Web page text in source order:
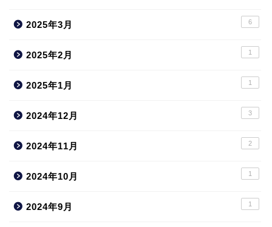
2025年3月 6
2025年2月 1
2025年1月 1
2024年12月 3
2024年11月 2
2024年10月 1
2024年9月 1